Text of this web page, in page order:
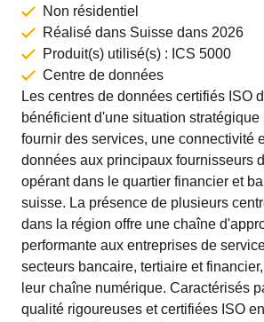
Non résidentiel
Réalisé dans Suisse dans 2026
Produit(s) utilisé(s) : ICS 5000
Centre de données
Les centres de données certifiés ISO
bénéficient d'une situation stratégique
fournir des services, une connectivité
données aux principaux fournisseurs
opérant dans le quartier financier et
suisse. La présence de plusieurs
dans la région offre une chaîne
performante aux entreprises de
secteurs bancaire, tertiaire et
leur chaîne numérique. Caractérisés
qualité rigoureuses et certifiées ISO